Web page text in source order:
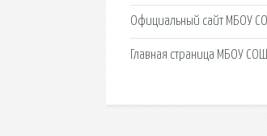
Официальный сайт МБОУ
Главная страница МБОУ